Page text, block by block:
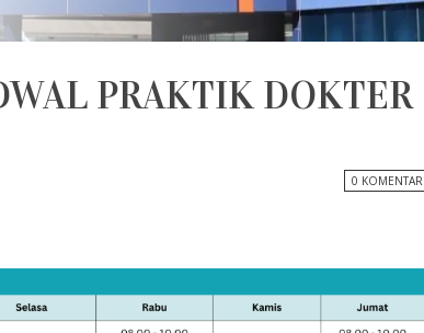
PRAKTIK DOKTER
0 KOMENTAR